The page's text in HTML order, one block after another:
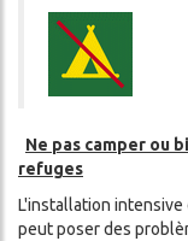
Ne pas camper ou
refuges
L'installation
peut poser des